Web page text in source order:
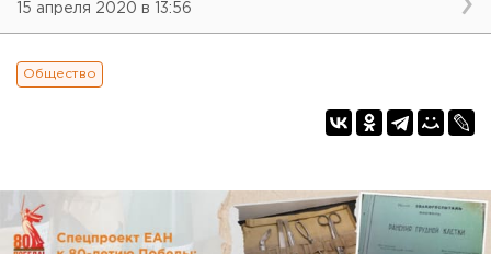
15 апреля 2020 в 13:56
Общество